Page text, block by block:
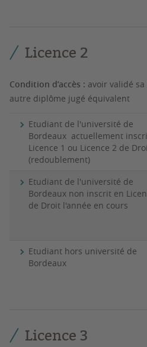
Licence 2
Condition d’accès : avoir validé
autre diplôme jugé équivalent
Etudiant de l'université de
Bordeaux actuellement
Licence 1 ou Licence 2 de
(redoublement)
Etudiant de l'université de
Bordeaux non inscrit en
de Droit l'année en cours
Etudiant hors université de
Bordeaux
Licence 3